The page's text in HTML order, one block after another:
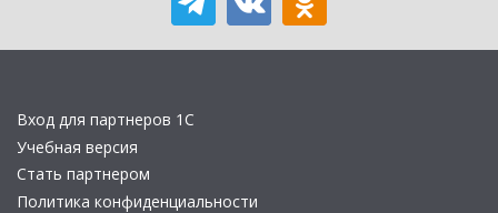
Вход для партнеров 1С
Учебная версия
Стать партнером
Политика конфиденциальности